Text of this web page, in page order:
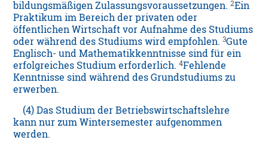
bildungsmäßigen Zulassungsvoraussetzungen.2Ein
Praktikum im Bereich der privaten oder
öffentlichen Wirtschaft vor Aufnahme des Studiums
oder während des Studiums wird empfohlen.3Gute
Englisch- und Mathematikkenntnisse sind für ein
erfolgreiches Studium erforderlich.4Fehlende
Kenntnisse sind während des Grundstudiums zu
erwerben.
(4) Das Studium der Betriebswirtschaftslehre
kann nur zum Wintersemester aufgenommen
werden.